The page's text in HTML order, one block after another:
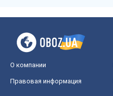
О компании
Правовая информация